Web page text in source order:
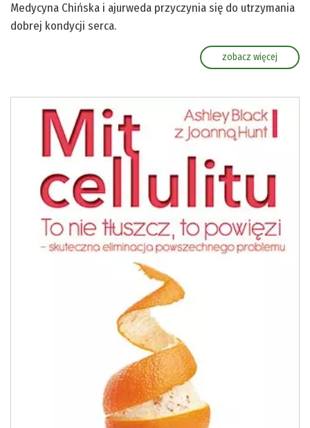
Medycyna Chińska i ajurweda przyczynia się do utrzymania
dobrej kondycji serca.
zobacz więcej